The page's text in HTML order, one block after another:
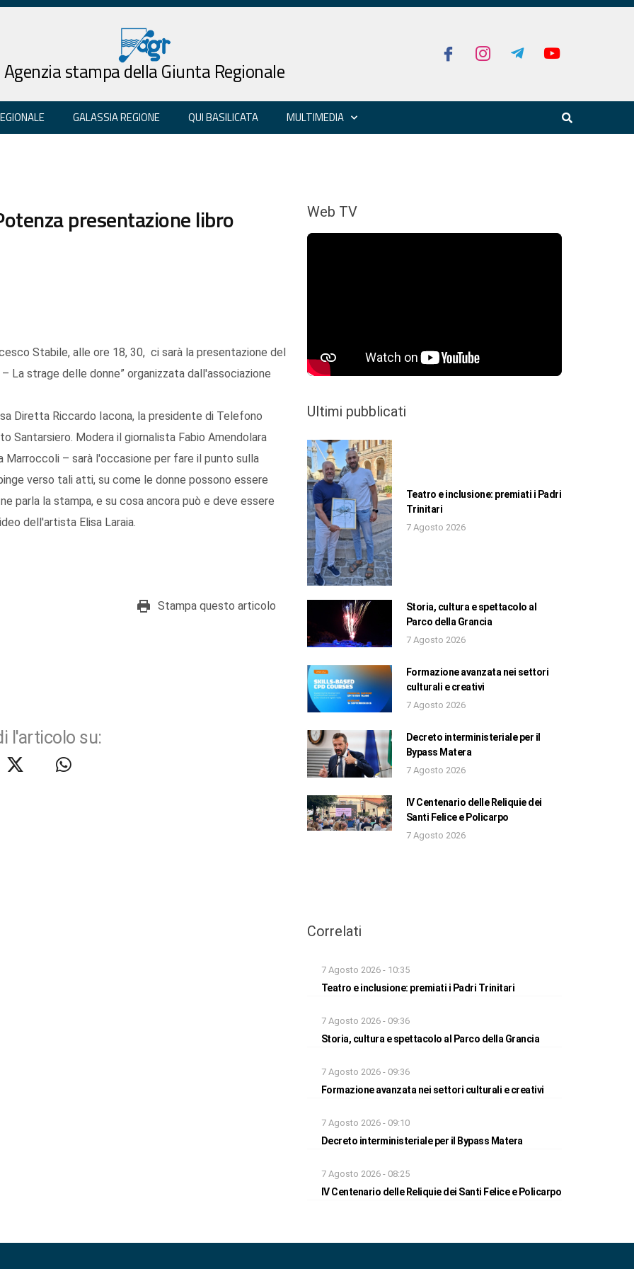
Agenzia stampa della Giunta Regionale
GALASSIA REGIONE QUI BASILICATA MULTIMEDIA
presentazione libro
Stabile, alle ore 18, 30, ci sarà la presentazione del
La strage delle donne” organizzata dall'associazione
Diretta Riccardo Iacona, la presidente di Telefono
Santarsiero. Modera il giornalista Fabio Amendolara
– sarà l'occasione per fare il punto sulla
verso tali atti, su come le donne possono essere
parla la stampa, e su cosa ancora può e deve essere
dell'artista Elisa Laraia.
Stampa questo articolo
l'articolo su:
Web TV
Ultimi pubblicati
Teatro e inclusione: premiati i Padri
Trinitari
7 Agosto 2026
Storia, cultura e spettacolo al
Parco della Grancia
7 Agosto 2026
Formazione avanzata nei settori
culturali e creativi
7 Agosto 2026
Decreto interministeriale per il
Bypass Matera
7 Agosto 2026
IV Centenario delle Reliquie dei
Santi Felice e Policarpo
7 Agosto 2026
Correlati
7 Agosto 2026 - 10:35
Teatro e inclusione: premiati i Padri Trinitari
7 Agosto 2026 - 09:36
Storia, cultura e spettacolo al Parco della Grancia
7 Agosto 2026 - 09:36
Formazione avanzata nei settori culturali e creativi
7 Agosto 2026 - 09:10
Decreto interministeriale per il Bypass Matera
7 Agosto 2026 - 08:25
IV Centenario delle Reliquie dei Santi Felice e Policarpo